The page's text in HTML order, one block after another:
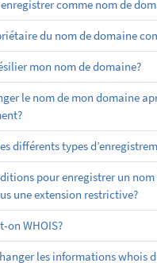
comme nom de
du nom de domaine
mon nom de domaine?
le nom de mon domaine
différents types
pour enregistrer un nom
une extension restrictive?
on WHOIS?
les informations whois